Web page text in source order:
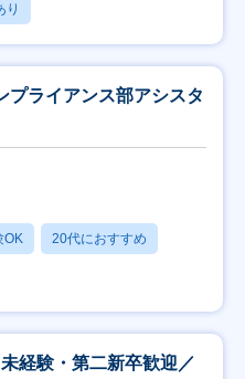
り
ライアンス部アシスタ
OK 20代におすすめ
経験・第二新卒歓迎／